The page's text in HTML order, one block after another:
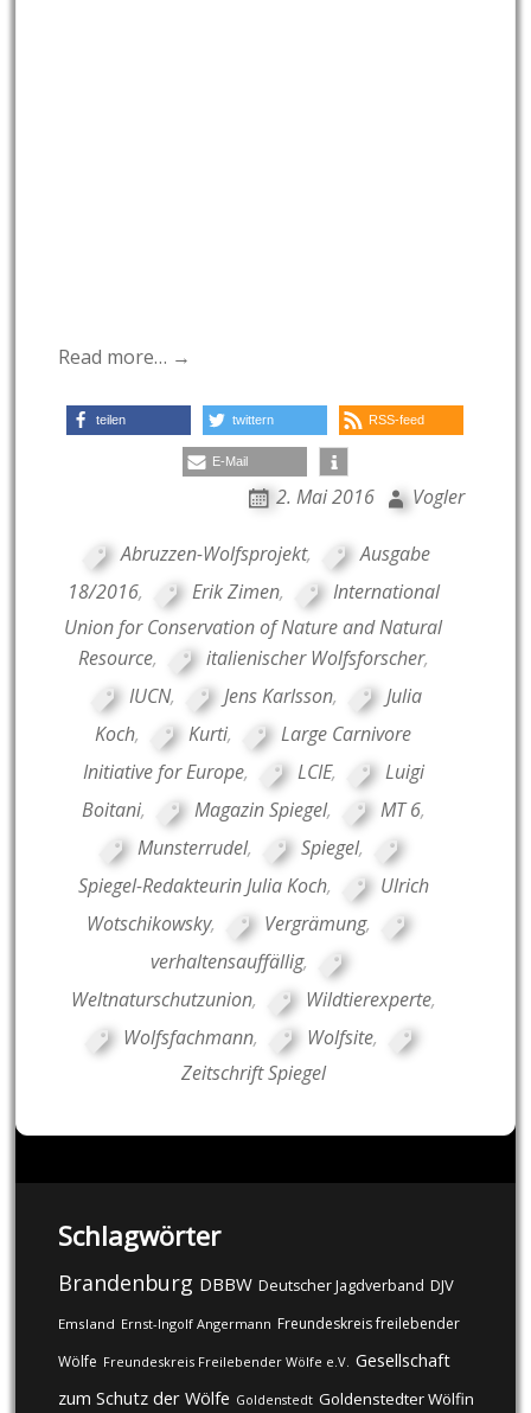
Read more… →
teilen twittern RSS-feed
E-Mail
2. Mai 2016 Vogler
Abruzzen-Wolfsprojekt,
Ausgabe
18/2016, Erik Zimen,
International
Union for Conservation of Nature and Natural
Resource, italienischer Wolfsforscher,
IUCN, Jens Karlsson,
Julia
Koch, Kurti,
Large Carnivore
Initiative for Europe, LCIE,
Luigi
Boitani, Magazin Spiegel, MT 6,
Munsterrudel, Spiegel,
Spiegel-Redakteurin Julia Koch,
Ulrich
Wotschikowsky, Vergrämung,
verhaltensauffällig,
Weltnaturschutzunion, Wildtierexperte,
Wolfsfachmann, Wolfsite,
Zeitschrift Spiegel
Schlagwörter
Brandenburg DBBW Deutscher Jagdverband DJV
Emsland Ernst-Ingolf Angermann Freundeskreis freilebender
Wölfe Freundeskreis Freilebender Wölfe e.V. Gesellschaft
zum Schutz der Wölfe Goldenstedt Goldenstedter Wölfin